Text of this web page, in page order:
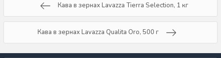
Кава в зернах Lavazza Tierra Selection, 1 кг
Кава в зернах Lavazza Qualita Oro, 500 г